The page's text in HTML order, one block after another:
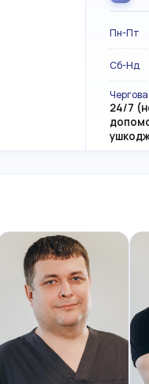
Пн-Пт
Сб-Нд
Чергова
24/7